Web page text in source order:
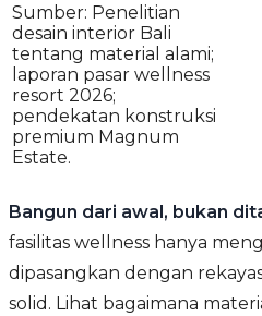
Sumber: Penelitian
desain interior Bali
tentang material alami;
laporan pasar wellness
resort 2026;
pendekatan konstruksi
premium Magnum
Estate.
Bangun dari awal, bukan
fasilitas wellness hanya
dipasangkan dengan
solid. Lihat bagaimana